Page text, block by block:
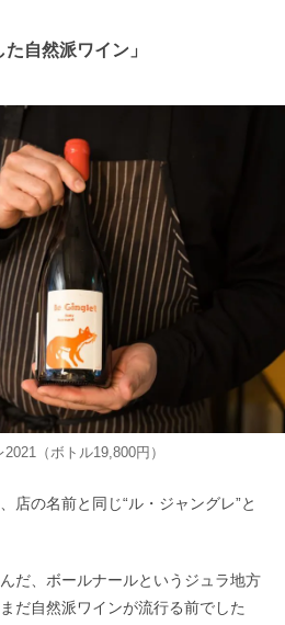
自然派ワイン」
（ボトル19,800円）
店の名前と同じ“ル・ジャングレ”と
だ、ボールナールというジュラ地方
だ自然派ワインが流行る前でした